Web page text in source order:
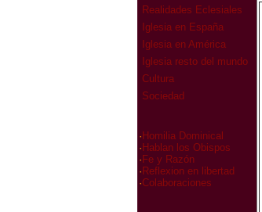
Realidades Eclesiales
Iglesia en España
Iglesia en América
Iglesia resto del mundo
Cultura
Sociedad
· Homilia Dominical
· Hablan los Obispos
· Fe y Razón
· Reflexion en libertad
·Colaboraciones